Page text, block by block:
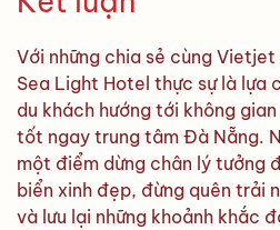
Với những chia sẻ cùng
Sea Light Hotel thực sự là lựa
du khách hướng tới không
tốt ngay trung tâm Đà Nẵng.
một điểm dừng chân lý tưởng
biển xinh đẹp, đừng quên trải
và lưu lại những khoảnh khắc